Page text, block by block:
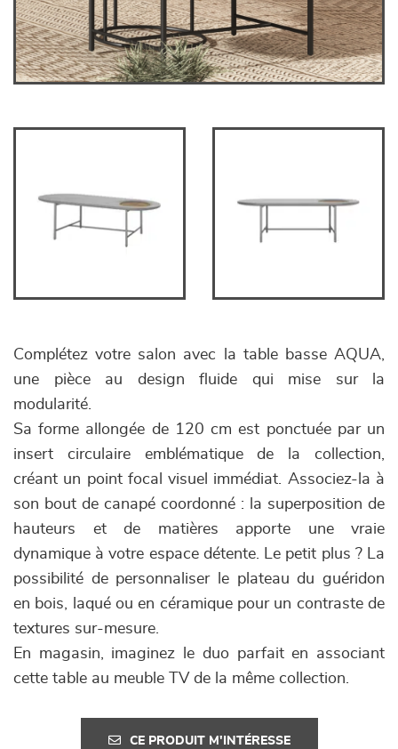
Complétez votre salon avec la table basse AQUA,
une pièce au design fluide qui mise sur la
modularité.
Sa forme allongée de 120 cm est ponctuée par un
insert circulaire emblématique de la collection,
créant un point focal visuel immédiat. Associez-la à
son bout de canapé coordonné : la superposition de
hauteurs et de matières apporte une vraie
dynamique à votre espace détente. Le petit plus ? La
possibilité de personnaliser le plateau du guéridon
en bois, laqué ou en céramique pour un contraste de
textures sur-mesure.
En magasin, imaginez le duo parfait en associant
cette table au meuble TV de la même collection.
CE PRODUIT M'INTÉRESSE